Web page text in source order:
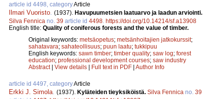
article id 4498, categoryArticle
Ilmari Vuoristo (1937). Havupuumetsien laatuarvo ja laadun arviointi.
Silva Fennica no. 39 article id 4498 https://doi.org/10.14214/sf.a13908
English title: Quality of coniferous forests and the value of timber.
Original keywords: metsäopetus; metsänhoitajien jatkokurssit;
sahatavara; sahateollisuus; puun laatu; tukkipuu
English keywords: sawn timber; timber quality; saw log; forest
education; professional development courses; saw industry
Abstract| View details | Full text in PDF | Author Info
article id 4497, categoryArticle
Erkki J. Simola (1937). Kyläteiden tieyksiköistä. Silva Fennica no. 39